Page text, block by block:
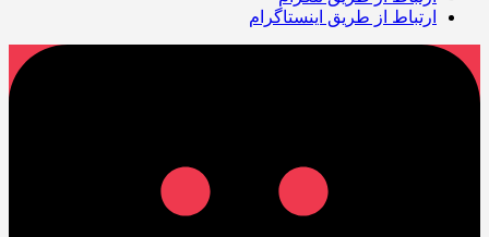
ارتباط از طریق اینستاگرام